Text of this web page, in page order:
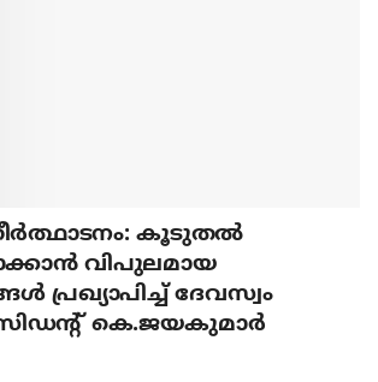
കൂടുതല്‍
വിപുലമായ
പ്രഖ്യാപിച്ച് ദേവസ്വം
കെ.ജയകുമാര്‍